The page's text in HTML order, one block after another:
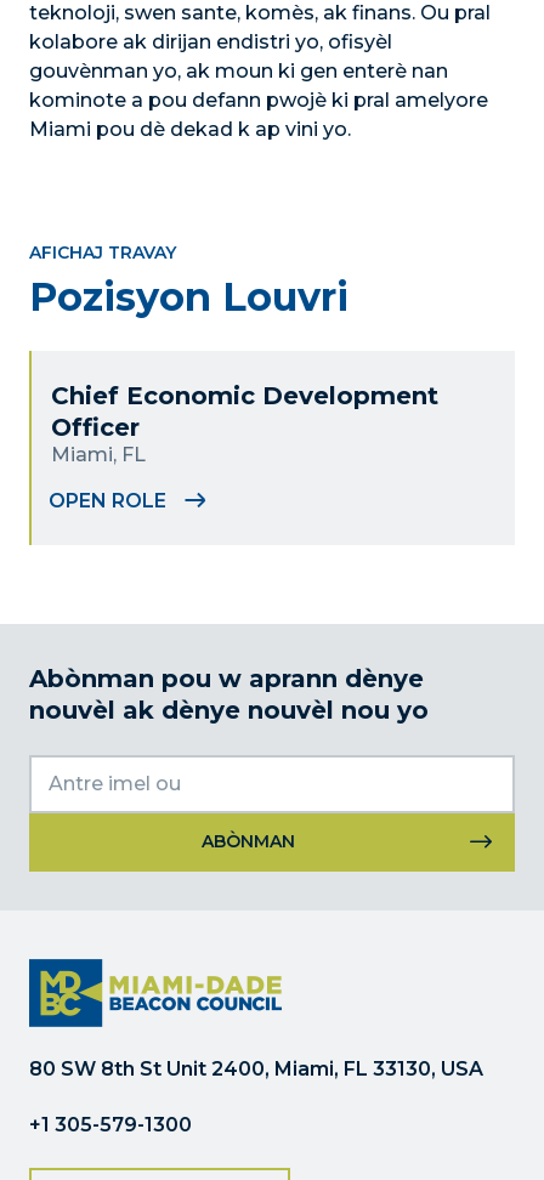
teknoloji, swen sante, komès, ak finans. Ou pral
kolabore ak dirijan endistri yo, ofisyèl
gouvènman yo, ak moun ki gen enterè nan
kominote a pou defann pwojè ki pral amelyore
Miami pou dè dekad k ap vini yo.
AFICHAJ TRAVAY
Pozisyon Louvri
Chief Economic Development
Officer
Miami, FL
Abònman pou w aprann dènye
nouvèl ak dènye nouvèl nou yo
Tanpri
kite
jaden
sa
vid.
80 SW 8th St Unit 2400, Miami, FL 33130, USA
+1 305-579-1300